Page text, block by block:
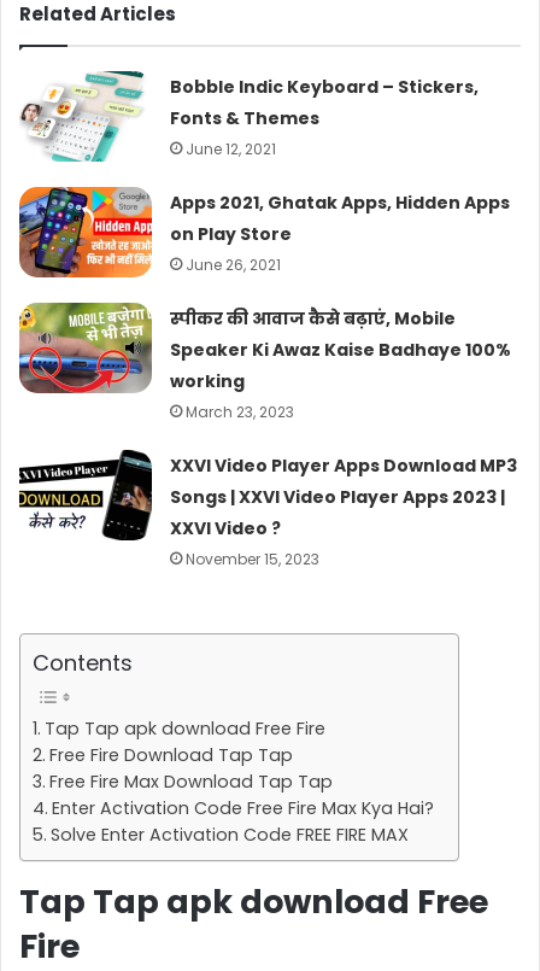
Related Articles
Bobble Indic Keyboard – Stickers,
Fonts & Themes
June 12, 2021
Apps 2021, Ghatak Apps, Hidden Apps
on Play Store
June 26, 2021
स्पीकर की आवाज कैसे बढ़ाएं, Mobile
Speaker Ki Awaz Kaise Badhaye 100%
working
March 23, 2023
XXVI Video Player Apps Download MP3
Songs | XXVI Video Player Apps 2023 |
XXVI Video ?
November 15, 2023
Contents
Tap Tap apk download Free Fire
Free Fire Download Tap Tap
Free Fire Max Download Tap Tap
Enter Activation Code Free Fire Max Kya Hai?
Solve Enter Activation Code FREE FIRE MAX
Tap Tap apk download Free
Fire